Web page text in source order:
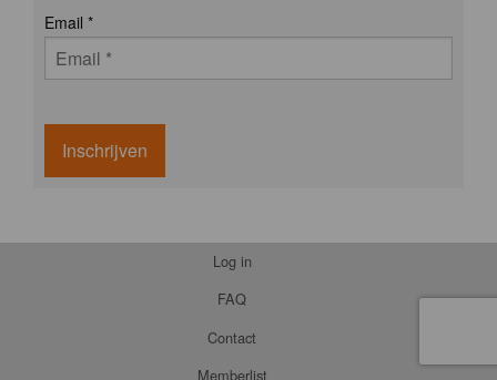
Email *
Inschrijven
Log in
FAQ
Contact
Memberlist